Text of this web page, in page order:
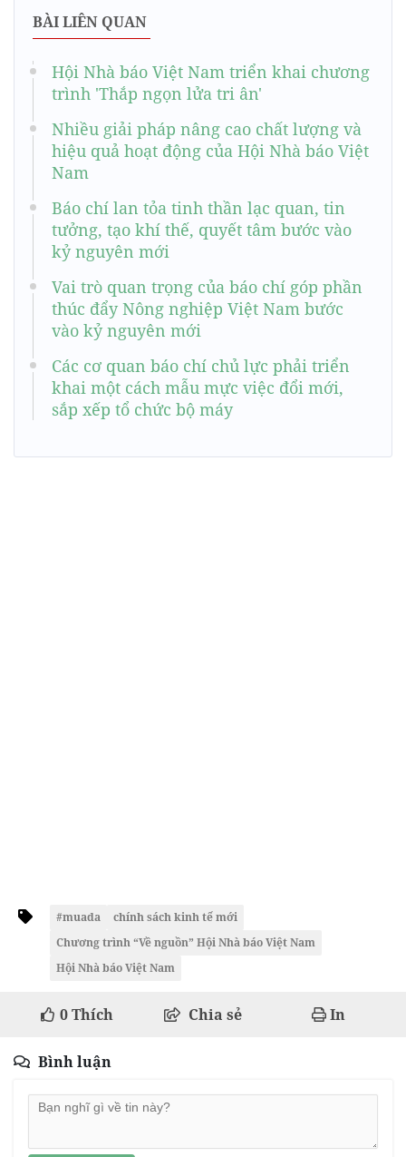
BÀI LIÊN QUAN
Hội Nhà báo Việt Nam triển khai chương
trình 'Thắp ngọn lửa tri ân'
Nhiều giải pháp nâng cao chất lượng và
hiệu quả hoạt động của Hội Nhà báo Việt
Nam
Báo chí lan tỏa tinh thần lạc quan, tin
tưởng, tạo khí thế, quyết tâm bước vào
kỷ nguyên mới
Vai trò quan trọng của báo chí góp phần
thúc đẩy Nông nghiệp Việt Nam bước
vào kỷ nguyên mới
Các cơ quan báo chí chủ lực phải triển
khai một cách mẫu mực việc đổi mới,
sắp xếp tổ chức bộ máy
#muada
chính sách kinh tế mới
Chương trình “Về nguồn” Hội Nhà báo Việt Nam
Hội Nhà báo Việt Nam
0Thích Chia sẻ In
Bình luận